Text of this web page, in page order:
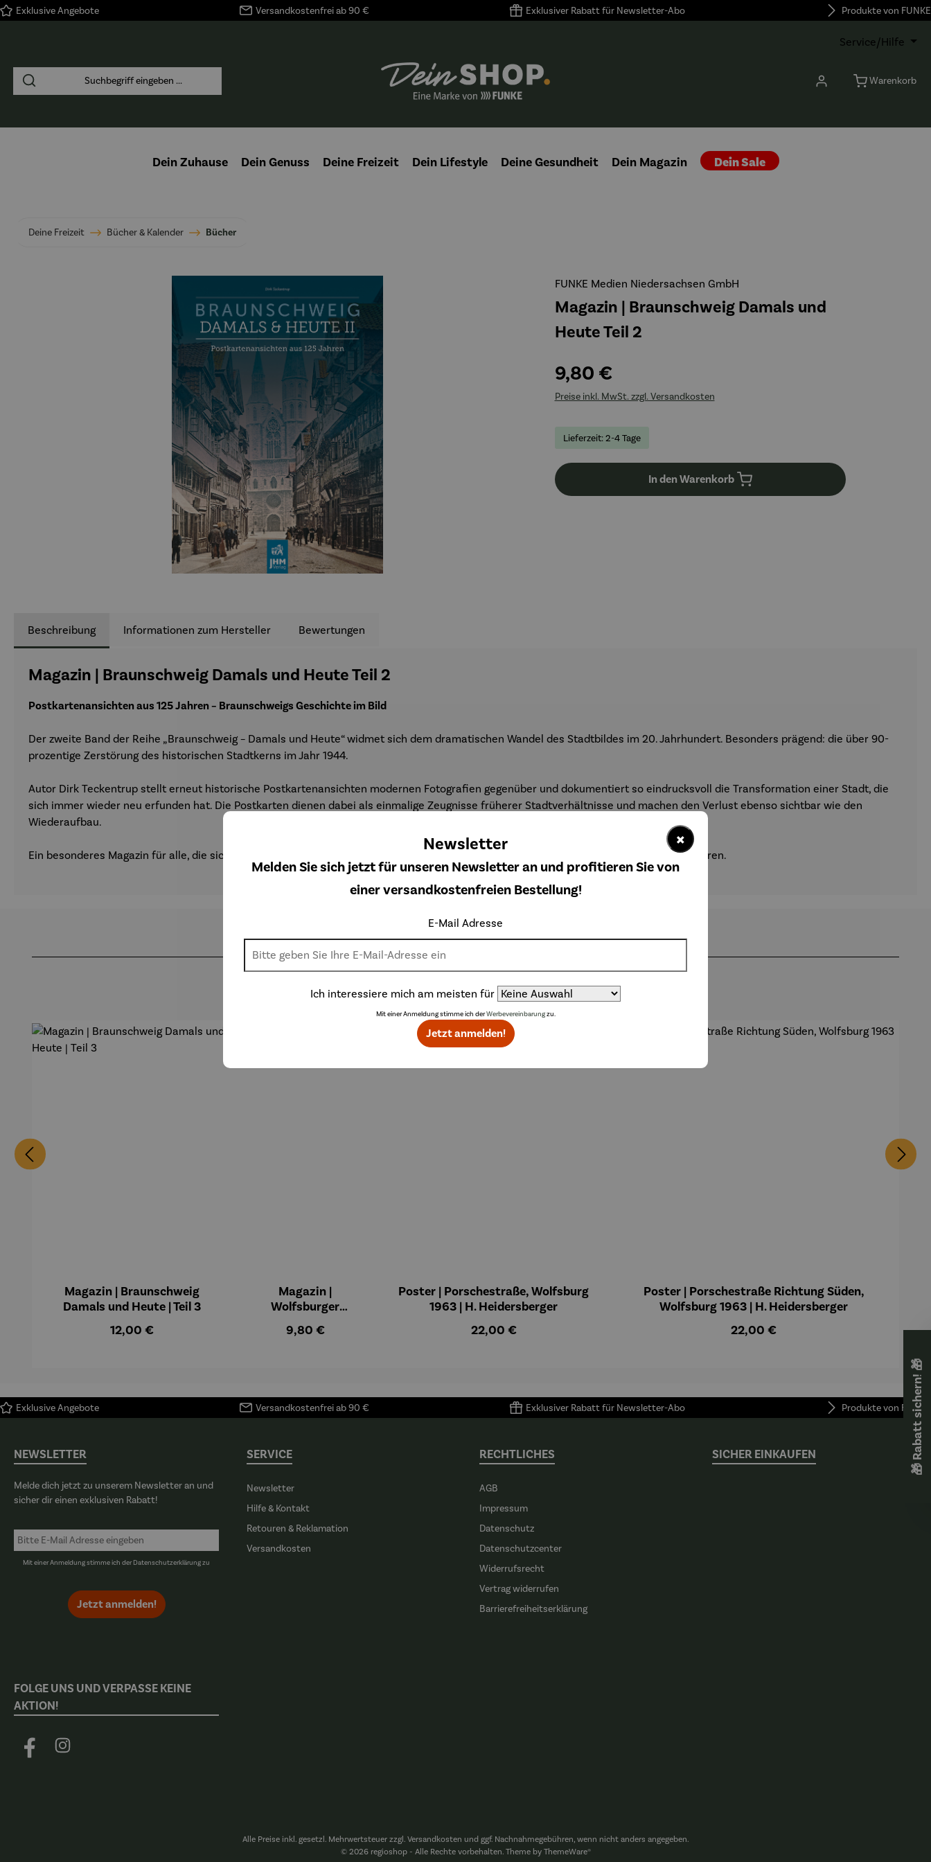
Zur Hauptnavigation springen
Exklusive Angebote Versandkostenfrei ab 90 € Exklusiver Rabatt für Newsletter-Abo Produkte von FUNKE
Service/Hilfe
Warenkorb
Dein Zuhause Dein Genuss Deine Freizeit Dein Lifestyle Deine Gesundheit Dein Magazin Dein Sale
Deine Freizeit Bücher & Kalender Bücher
FUNKE Medien Niedersachsen GmbH
Magazin | Braunschweig Damals und
Heute Teil 2
9,80 €
Preise inkl. MwSt. zzgl. Versandkosten
Lieferzeit: 2-4 Tage
In den Warenkorb
Beschreibung Informationen zum Hersteller Bewertungen
Magazin | Braunschweig Damals und Heute Teil 2
Postkartenansichten aus 125 Jahren – Braunschweigs Geschichte im Bild
Der zweite Band der Reihe „Braunschweig – Damals und Heute“ widmet sich dem dramatischen Wandel des Stadtbildes im 20. Jahrhundert. Besonders prägend: die über 90-
prozentige Zerstörung des historischen Stadtkerns im Jahr 1944.
Autor Dirk Teckentrup stellt erneut historische Postkartenansichten modernen Fotografien gegenüber und dokumentiert so eindrucksvoll die Transformation einer Stadt, die
sich immer wieder neu erfunden hat. Die Postkarten dienen dabei als einmalige Zeugnisse früherer Stadtverhältnisse und machen den Verlust ebenso sichtbar wie den
Wiederaufbau.
Ein besonderes Magazin für alle, die sich für Stadtgeschichte, Architekturwandel und Braunschweig als kulturelles Gedächtnis interessieren.
Magazin | Braunschweig
Damals und Heute | Teil 3
Regulärer Preis:
12,00 €
Magazin |
Wolfsburger
Regulärer Preis:
9,80 €
Poster | Porschestraße, Wolfsburg
1963 | H. Heidersberger
Regulärer Preis:
22,00 €
Poster | Porschestraße Richtung Süden,
Wolfsburg 1963 | H. Heidersberger
Regulärer Preis:
22,00 €
Exklusive Angebote Versandkostenfrei ab 90 € Exklusiver Rabatt für Newsletter-Abo Produkte von FUNKE
NEWSLETTER
Melde dich jetzt zu unserem Newsletter an und
sicher dir einen exklusiven Rabatt!
Mit einer Anmeldung stimme ich derDatenschutzerklärungzu
Jetzt anmelden!
SERVICE
Newsletter
Hilfe & Kontakt
Retouren & Reklamation
Versandkosten
RECHTLICHES
AGB
Impressum
Datenschutz
Datenschutzcenter
Widerrufsrecht
Vertrag widerrufen
Barrierefreiheitserklärung
SICHER EINKAUFEN
FOLGE UNS UND VERPASSE KEINE
AKTION!
Facebook Instagram
Alle Preise inkl. gesetzl. Mehrwertsteuer zzgl. Versandkosten und ggf. Nachnahmegebühren, wenn nicht anders angegeben.
© 2026 regioshop - Alle Rechte vorbehalten. Theme by ThemeWare®
🎁 Rabatt sichern! 🎁
×
Newsletter
Melden Sie sich jetzt für unseren Newsletter an und profitieren Sie von
einer versandkostenfreien Bestellung!
E-Mail Adresse
Ich interessiere mich am meisten für
Mit einer Anmeldung stimme ich derWerbevereinbarungzu.
Jetzt anmelden!